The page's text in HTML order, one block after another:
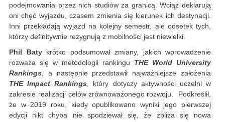
podejmowania przez nich studiów za granicą. Wciąż deklarują
oni chęć wyjazdu, czasem zmienia się kierunek ich destynacji.
Inni przekładają wyjazd na kolejny semestr, ale odsetek tych,
którzy definitywnie rezygnują z mobilności jest niewielki.
Phil Batykrótko podsumował zmiany, jakich wprowadzenie
rozważa się w metodologii rankingu THE World University
Rankings, a następnie przedstawił najważniejsze założenia
THE Impact Rankings, który dotyczy aktywności uczelni w
zakresie realizacji celów zrównoważonego rozwoju. Podkreślił,
że w 2019 roku, kiedy opublikowano wyniki jego pierwszej
edycji nikt chyba nie spodziewał się, że zbliża się nowa